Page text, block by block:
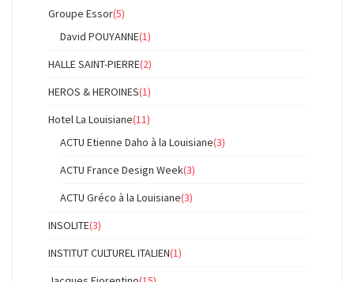
Groupe Essor(5)
David POUYANNE(1)
HALLE SAINT-PIERRE(2)
HEROS & HEROINES(1)
Hotel La Louisiane(11)
ACTU Etienne Daho à la Louisiane(3)
ACTU France Design Week(3)
ACTU Gréco à la Louisiane(3)
INSOLITE(3)
INSTITUT CULTUREL ITALIEN(1)